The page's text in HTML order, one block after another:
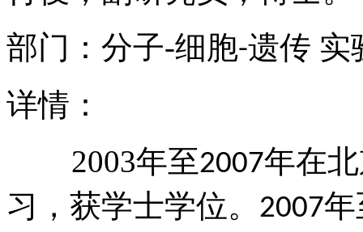
部门：分子-细胞-遗传 实
详情：
2003年至2007年在
习，获学士学位。 2007年